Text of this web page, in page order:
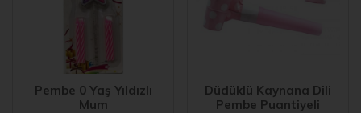
Pembe 0 Yaş Yıldızlı
Mum
Düdüklü Kaynana Dili
Pembe Puantiyeli